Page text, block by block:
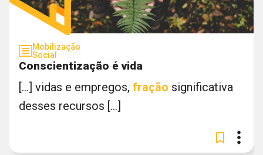
Mobilização
Social
Conscientização é vida
[...] vidas e empregos, fração significativa
desses recursos [...]